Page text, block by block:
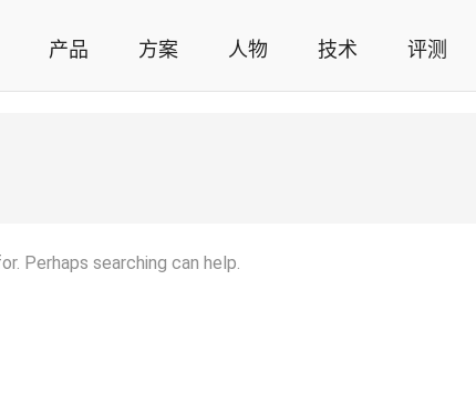
智能家居解决方案，智能家居技术应用，智能家居行业观点，智能家居
产品 方案 人物 技术 评测
Perhaps searching can help.